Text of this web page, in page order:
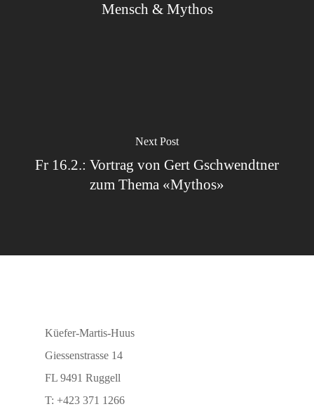
Mensch & Mythos
Next Post
Fr 16.2.: Vortrag von Gert Gschwendtner
zum Thema «Mythos»
Küefer-Martis-Huus
Giessenstrasse 14
FL 9491 Ruggell
T: +423 371 1266